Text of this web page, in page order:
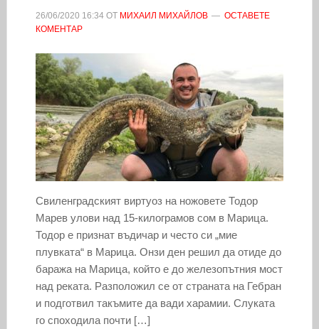
26/06/2020 16:34ОТ МИХАИЛ МИХАЙЛОВ
ОСТАВЕТЕ
КОМЕНТАР
Свиленградският виртуоз на ножовете Тодор
Марев улови над 15-килограмов сом в Марица.
Тодор е признат въдичар и често си „мие
плувката“ в Марица. Онзи ден решил да отиде до
баража на Марица, който е до железопътния мост
над реката. Разположил се от страната на Гебран
и подготвил такъмите да вади харамии. Слуката
го споходила почти […]